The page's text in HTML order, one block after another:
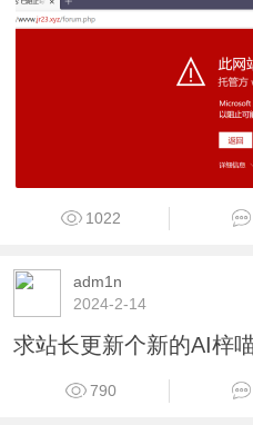
1022
adm1n
2024-2-14
求站长更新个新的AI梓喵
790